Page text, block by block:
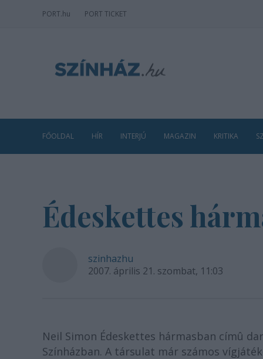
PORT.hu PORT TICKET
FŐOLDAL HÍR INTERJÚ MAGAZIN KRITIKA
Édeskettes
szinhazhu
2007. április 21. szombat, 11:03
Neil Simon Édeskettes hármasban címû
Színházban. A társulat már számos